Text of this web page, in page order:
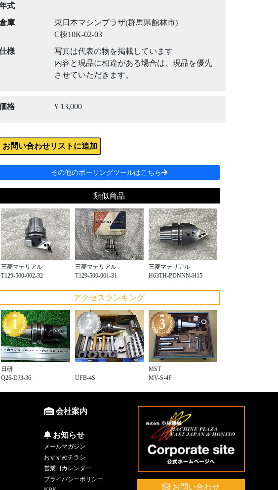
式
庫
東日本マシンプラザ(群馬県館林市)
C棟10K-02-03
様
写真は代表の物を掲載しています
内容と現品に相違がある場合は、現品を優先
させていただきます。
格 ¥ 13,000
お問い合わせリストに追加
その他のボーリングツールはこちら
類似商品
三菱マテリアル
T129-500-002-32
三菱マテリアル
T129-500-001-31
三菱マテリアル
H63TH-PDNNN-H15
アクセスランキング
日研
Q26-DJ3-36
UFB-4S
MST
MV-S-4F
会社案内
お知らせ
メールマガジン
おすすめチラシ
営業日カレンダー
プライバシーポリシー
お問い合わせ